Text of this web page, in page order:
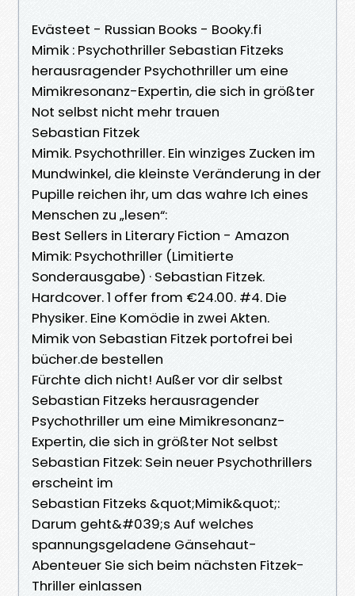
Evästeet - Russian Books - Booky.fi
Mimik : Psychothriller Sebastian Fitzeks
herausragender Psychothriller um eine
Mimikresonanz-Expertin, die sich in größter
Not selbst nicht mehr trauen
Sebastian Fitzek
Mimik. Psychothriller. Ein winziges Zucken im
Mundwinkel, die kleinste Veränderung in der
Pupille reichen ihr, um das wahre Ich eines
Menschen zu „lesen“:
Best Sellers in Literary Fiction - Amazon
Mimik: Psychothriller (Limitierte
Sonderausgabe) · Sebastian Fitzek.
Hardcover. 1 offer from €24.00. #4. Die
Physiker. Eine Komödie in zwei Akten.
Mimik von Sebastian Fitzek portofrei bei
bücher.de bestellen
Fürchte dich nicht! Außer vor dir selbst
Sebastian Fitzeks herausragender
Psychothriller um eine Mimikresonanz-
Expertin, die sich in größter Not selbst
Sebastian Fitzek: Sein neuer Psychothrillers
erscheint im
Sebastian Fitzeks &quot;Mimik&quot;:
Darum geht&#039;s Auf welches
spannungsgeladene Gänsehaut-
Abenteuer Sie sich beim nächsten Fitzek-
Thriller einlassen